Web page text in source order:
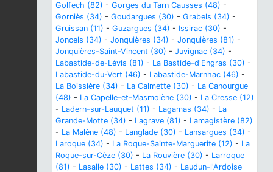
Golfech (82) - Gorges du Tarn Causses (48) -
Gorniès (34) - Goudargues (30) - Grabels (34) -
Gruissan (11) - Guzargues (34) - Issirac (30) -
Joncels (34) - Jonquières (34) - Jonquières (81) -
Jonquières-Saint-Vincent (30) - Juvignac (34) -
Labastide-de-Lévis (81) - La Bastide-d'Engras (30) -
Labastide-du-Vert (46) - Labastide-Marnhac (46) -
La Boissière (34) - La Calmette (30) - La Canourgue
(48) - La Capelle-et-Masmolène (30) - La Cresse (12)
- Ladern-sur-Lauquet (11) - Lagamas (34) - La
Grande-Motte (34) - Lagrave (81) - Lamagistère (82)
- La Malène (48) - Langlade (30) - Lansargues (34) -
Laroque (34) - La Roque-Sainte-Marguerite (12) - La
Roque-sur-Cèze (30) - La Rouvière (30) - Larroque
(81) - Lasalle (30) - Lattes (34) - Laudun-l'Ardoise